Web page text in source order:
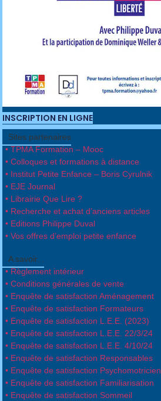
INSCRIPTION EN LIGNE
Sites partenaires
• TPMA Formation – Mooc
• Colloques et formations à distance
• Institut Petite Enfance – Boris Cyrulnik
• EJE Journal
• Librairie Que Lire ?
• Recherche et achat d’anciens articles
• Editions Philippe Duval
• Vos offres d’emploi petite enfance
A savoir...
• Règlement intérieur
• Conditions générales de vente
• Enquête de satisfaction Aménagement
• Enquête de satisfaction Formateurs
• Enquête de satisfaction L.E.E. (2023)
• Enquête de satisfaction L.E.E. 22/3/24
• Enquête de satisfaction L.E.E. 4/10/24
• Enquête de satisfaction Responsables
• Enquête de satisfaction Psychomotricien
• Enquête de satisfaction Familiarisation
• Enquête de satisfaction Sommeil